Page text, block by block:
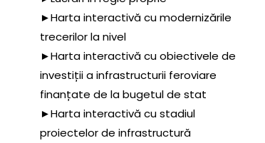
►Harta interactivă cu modernizările
trecerilor la nivel
►Harta interactivă cu obiectivele de
investiții a infrastructurii feroviare
finanțate de la bugetul de stat
►Harta interactivă cu stadiul
proiectelor de infrastructură